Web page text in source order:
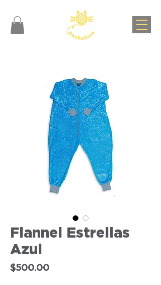
Flannel Estrellas
Azul
$500.00Precio